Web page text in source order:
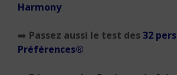
Harmony
➡️ Passez aussi le test des 32
Préférences®